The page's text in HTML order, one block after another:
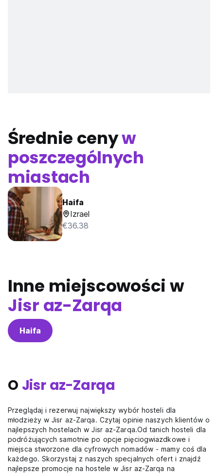
Średnie cenyw
poszczególnych
miastach
Haifa
Izrael
€36.38
Inne miejscowości w
Jisr az-Zarqa
Haifa
O Jisr az-Zarqa
Przeglądaj i rezerwuj największy wybór hosteli dla
młodzieży w Jisr az-Zarqa. Czytaj opinie naszych klientów o
najlepszych hostelach w Jisr az-Zarqa.Od tanich hosteli dla
podróżujących samotnie po opcje pięciogwiazdkowe i
miejsca stworzone dla cyfrowych nomadów - mamy coś dla
każdego. Skorzystaj z naszych specjalnych ofert i znajdź
najlepsze promocje na hostele w Jisr az-Zarqa na